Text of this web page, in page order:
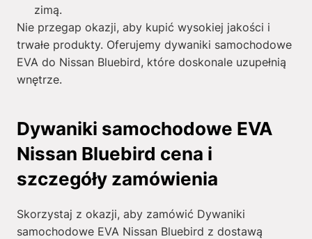
zimą.
Nie przegap okazji, aby kupić wysokiej jakości i
trwałe produkty. Oferujemy dywaniki samochodowe
EVA do Nissan Bluebird, które doskonale uzupełnią
wnętrze.
Dywaniki samochodowe EVA
Nissan Bluebird cena i
szczegóły zamówienia
Skorzystaj z okazji, aby zamówić Dywaniki
samochodowe EVA Nissan Bluebird z dostawą